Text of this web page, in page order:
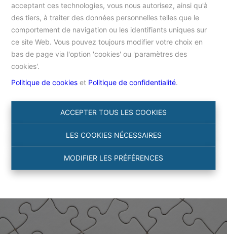
acceptant ces technologies, vous nous autorisez, ainsi qu'à
des tiers, à traiter des données personnelles telles que le
comportement de navigation ou les identifiants uniques sur
ce site Web. Vous pouvez toujours modifier votre choix en
bas de page via l'option 'cookies' ou 'paramètres des
cookies'.
Politique de cookies et Politique de confidentialité.
ACCEPTER TOUS LES COOKIES
LES COOKIES NÉCESSAIRES
MODIFIER LES PRÉFÉRENCES
Accueil
Accueil